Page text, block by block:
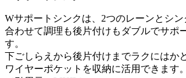
Wサポートシンクは、2つのレーンとシ
合わせて調理も後片付けもダブルでサポ
す。
下ごしらえから後片付けまでラクにはか
ワイヤーポケットを収納に活用できます。